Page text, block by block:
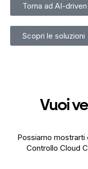
Torna ad AI-
Scopri le soluzioni
Vuoi
Possiamo
Controllo Cloud